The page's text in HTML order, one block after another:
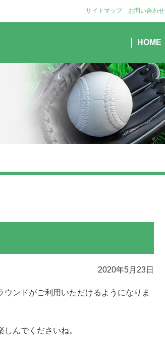
サイトマップ お問い合わせ
HOME
2020年5月23日
ンドがご利用いただけるようになりま
んでくださいね。